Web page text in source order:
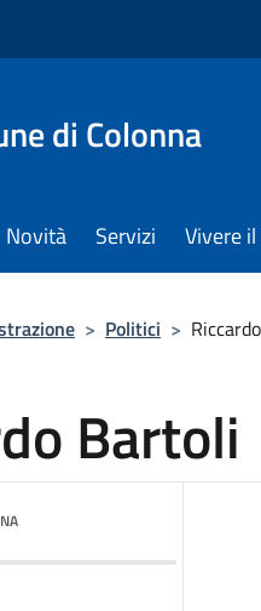
di Colonna
Novità Servizi Vivere
> Politici >
Bartoli